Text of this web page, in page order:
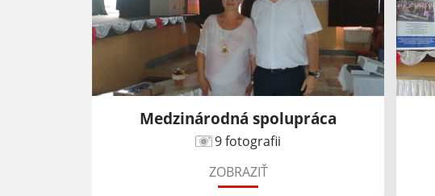
Medzinárodná spolupráca
9 fotografii
ZOBRAZIŤ